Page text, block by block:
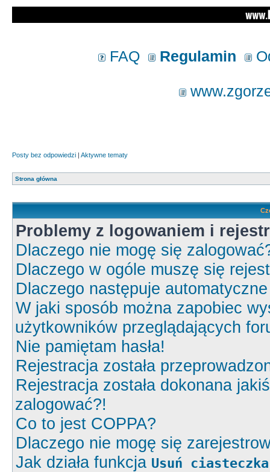
FAQ Regulamin
Posty bez odpowiedzi | Aktywne tematy
Strona główna
Problemy z logowaniem i
Dlaczego nie mogę się
Dlaczego w ogóle muszę się
Dlaczego następuje
W jaki sposób można zapobiec
użytkowników przeglądających
Nie pamiętam hasła!
Rejestracja została
Rejestracja została dokonana
zalogować?!
Co to jest COPPA?
Dlaczego nie mogę się
Jak działa funkcja Usuń